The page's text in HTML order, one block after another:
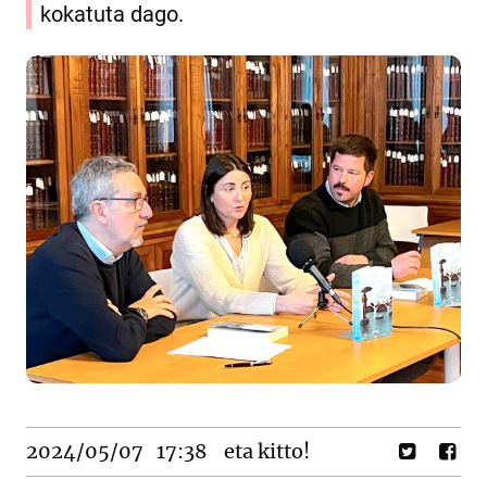
kokatuta dago.
2024/05/07 17:38 eta kitto!